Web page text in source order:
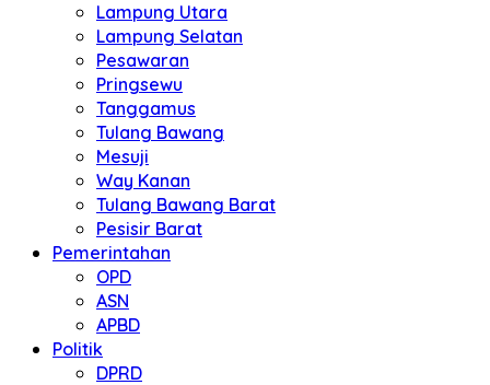
Lampung Utara
Lampung Selatan
Pesawaran
Pringsewu
Tanggamus
Tulang Bawang
Mesuji
Way Kanan
Tulang Bawang Barat
Pesisir Barat
Pemerintahan
OPD
ASN
APBD
Politik
DPRD